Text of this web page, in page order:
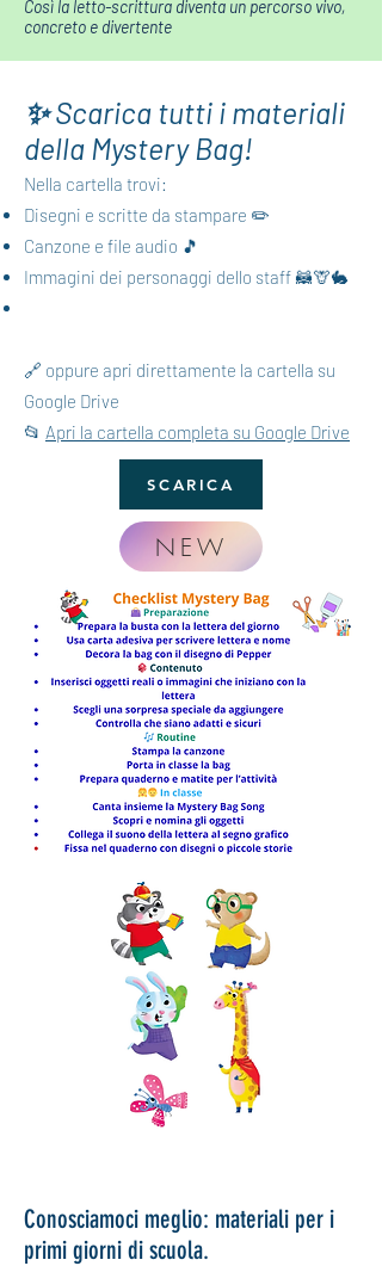
Così la letto-scrittura diventa un percorso vivo,
concreto e divertente
✨ Scarica tutti i materiali
della Mystery Bag!
Nella cartella trovi:
Disegni e scritte da stampare ✏️
Canzone e file audio 🎵
Immagini dei personaggi dello staff 🦝🦒🐇
🔗 oppure apri direttamente la cartella su
Google Drive
📂 Apri la cartella completa su Google Drive
SCARICA
NEW
Conosciamoci meglio: materiali per i
primi giorni di scuola.